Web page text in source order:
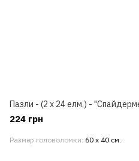
Пазли - (2 x 24 елм.) -
224 грн
Размер головоломки 60 х 40 см.